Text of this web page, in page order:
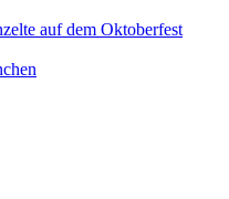
auf dem Oktoberfest